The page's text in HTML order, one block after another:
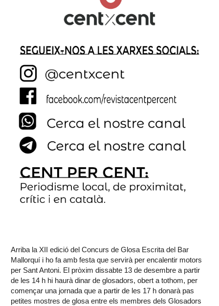
Arriba la XII edició del Concurs de Glosa Escrita del Bar
Mallorquí i ho fa amb festa que servirà per encalentir motors
per Sant Antoni. El pròxim dissabte 13 de desembre a partir
de les 14 h hi haurà dinar de glosadors, obert a tothom, per
començar una jornada que a partir de les 17 h donarà pas
petites mostres de glosa entre els membres dels Glosadors